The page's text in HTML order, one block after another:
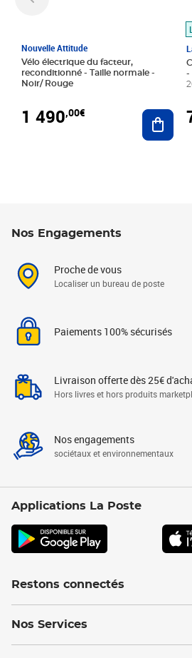
Nouvelle Attitude
Vélo électrique du facteur,
reconditionné - Taille normale -
Noir/ Rouge
1 490,00€
-
Nos Engagements
Proche de vous
Localiser un bureau de poste
Paiements 100% sécurisés
Livraison offerte dès 25€
Hors livres et hors produits
Nos engagements
sociétaux et environnementaux
Applications La Poste
Restons connectés
Nos Services